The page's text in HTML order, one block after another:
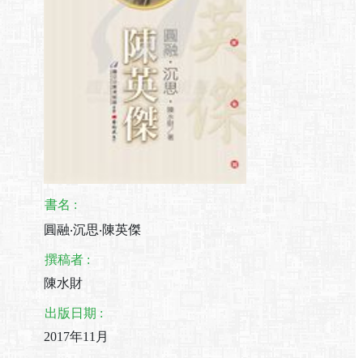
書名 :
圓融‧沉思‧陳英傑
撰稿者 :
陳水財
出版日期 :
2017年11月